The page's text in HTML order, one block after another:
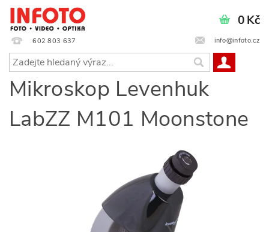
602 803 637 info@infoto.cz
0 Kč
Mikroskop Levenhuk
LabZZ M101 Moonstone